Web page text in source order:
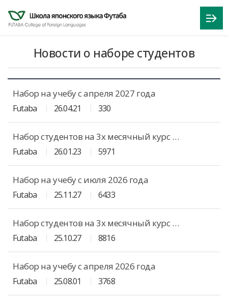
Новости о наборе студентов
Набор на учебу с апреля 2027 года
Futaba 26.04.21 330
Набор студентов на 3х месячный курс с апреля 2026 года
Futaba 26.01.23 5971
Набор на учебу с июля 2026 года
Futaba 25.11.27 6433
Набор студентов на 3х месячный курс с января 2026
Futaba 25.10.27 8816
Набор на учебу с апреля 2026 года
Futaba 25.08.01 3768